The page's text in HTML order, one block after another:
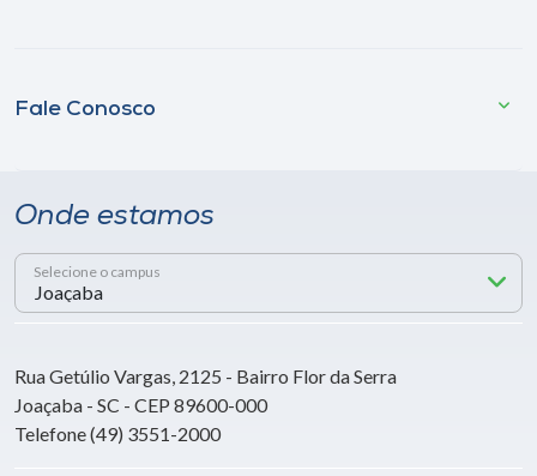
Fale Conosco
Onde estamos
Selecione o campus
Rua Getúlio Vargas, 2125 - Bairro Flor da Serra
Joaçaba - SC - CEP 89600-000
Telefone (49) 3551-2000